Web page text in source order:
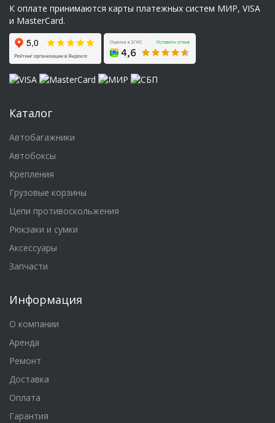
К оплате принимаются карты платежных систем МИР, VISA
и MasterCard.
Каталог
Автобагажники
Автобоксы
Крепления
Грузовые корзины
Цепи противоскольжения
Рюкзаки и сумки
Аксессуары
Запчасти
Информация
О компании
Аренда
Ремонт
Доставка
Оплата
Гарантия